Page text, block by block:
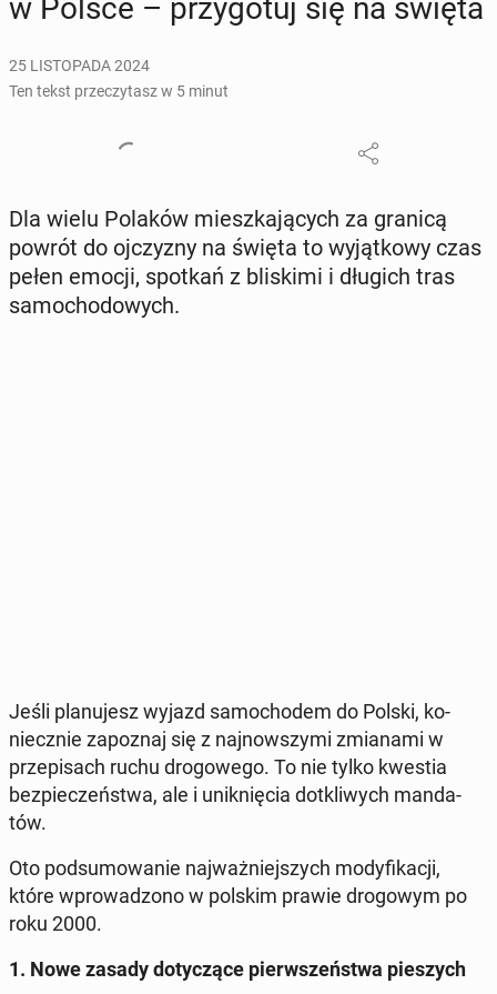
w Polsce – przy­go­tuj się na święta
25 LISTOPADA 2024
Ten tekst przeczytasz w 5 minut
Dla wielu Polaków miesz­ka­ją­cych za granicą
powrót do oj­czy­zny na święta to wy­jąt­ko­wy czas
pełen emocji, spotkań z bli­ski­mi i długich tras
sa­mo­cho­do­wych.
Jeśli pla­nu­jesz wyjazd sa­mo­cho­dem do Polski, ko­
niecz­nie za­po­znaj się z naj­now­szy­mi zmia­na­mi w
prze­pi­sach ruchu dro­go­we­go. To nie tylko kwestia
bez­pie­czeń­stwa, ale i unik­nię­cia do­tkli­wych man­da­
tów.
Oto pod­su­mo­wa­nie naj­waż­niej­szych mo­dy­fi­ka­cji,
które wpro­wa­dzo­no w polskim prawie dro­go­wym po
roku 2000.
1. Nowe zasady do­ty­czą­ce pierw­szeń­stwa pie­szych